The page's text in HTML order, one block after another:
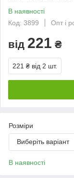
В наявності
Код: 3899
Опт і
від 221 ₴
221 ₴ від 2 шт.
Розміри
Виберіть варіант
В наявності